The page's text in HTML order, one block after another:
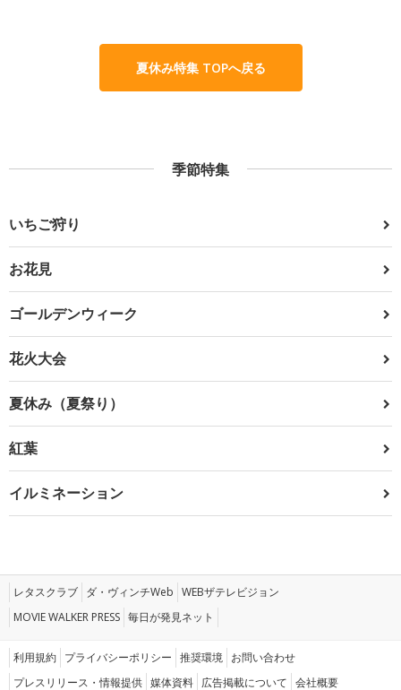
夏休み特集 TOPへ戻る
季節特集
いちご狩り
お花見
ゴールデンウィーク
花火大会
夏休み（夏祭り）
紅葉
イルミネーション
レタスクラブ ダ・ヴィンチWeb WEBザテレビジョン
MOVIE WALKER PRESS 毎日が発見ネット
利用規約 プライバシーポリシー 推奨環境 お問い合わせ
プレスリリース・情報提供 媒体資料 広告掲載について 会社概要